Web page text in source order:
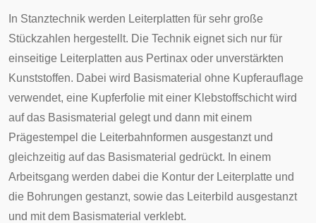
In Stanztechnik werden Leiterplatten für sehr große
Stückzahlen hergestellt. Die Technik eignet sich nur für
einseitige Leiterplatten aus Pertinax oder unverstärkten
Kunststoffen. Dabei wird Basismaterial ohne Kupferauflage
verwendet, eine Kupferfolie mit einer Klebstoffschicht wird
auf das Basismaterial gelegt und dann mit einem
Prägestempel die Leiterbahnformen ausgestanzt und
gleichzeitig auf das Basismaterial gedrückt. In einem
Arbeitsgang werden dabei die Kontur der Leiterplatte und
die Bohrungen gestanzt, sowie das Leiterbild ausgestanzt
und mit dem Basismaterial verklebt.